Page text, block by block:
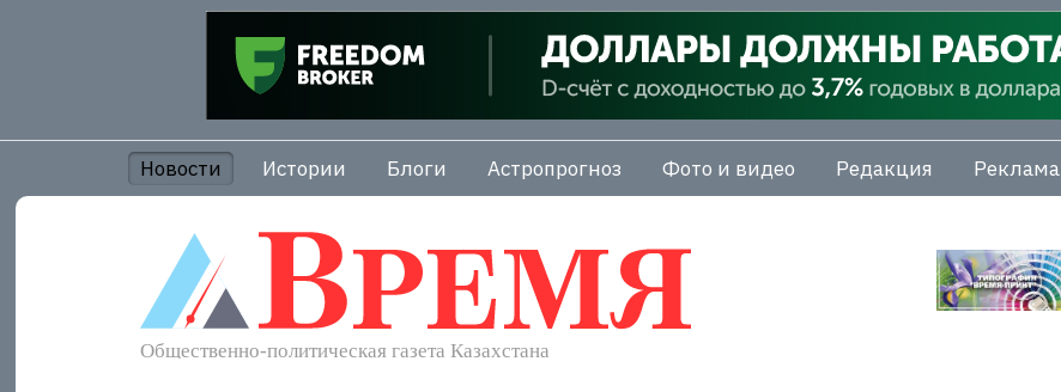
Новости Истории Блоги Астропрогноз Фото и видео Редакция Реклама